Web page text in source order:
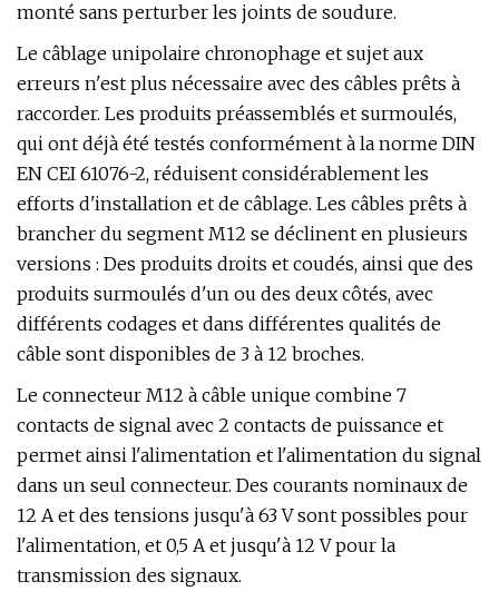
monté sans perturber les joints de soudure.
Le câblage unipolaire chronophage et sujet aux
erreurs n'est plus nécessaire avec des câbles prêts à
raccorder. Les produits préassemblés et surmoulés,
qui ont déjà été testés conformément à la norme DIN
EN CEI 61076-2, réduisent considérablement les
efforts d'installation et de câblage. Les câbles prêts à
brancher du segment M12 se déclinent en plusieurs
versions : Des produits droits et coudés, ainsi que des
produits surmoulés d'un ou des deux côtés, avec
différents codages et dans différentes qualités de
câble sont disponibles de 3 à 12 broches.
Le connecteur M12 à câble unique combine 7
contacts de signal avec 2 contacts de puissance et
permet ainsi l'alimentation et l'alimentation du signal
dans un seul connecteur. Des courants nominaux de
12 A et des tensions jusqu'à 63 V sont possibles pour
l'alimentation, et 0,5 A et jusqu'à 12 V pour la
transmission des signaux.